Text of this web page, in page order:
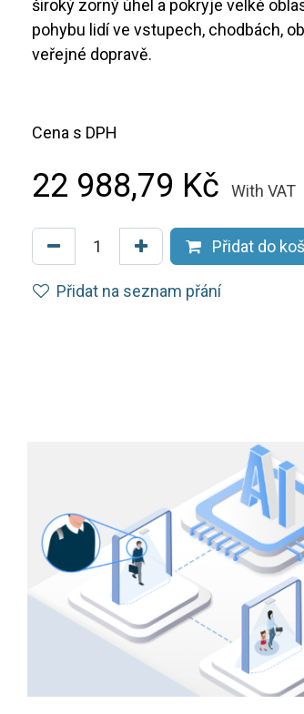
široký zorný úhel a pokryje velké
pohybu lidí ve vstupech, chodbách,
veřejné dopravě.
Cena s DPH
22 988,79 Kč With VAT
Přidat do
Přidat na seznam přání